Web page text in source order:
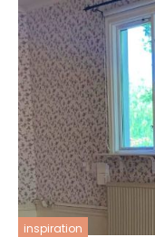
inspiration